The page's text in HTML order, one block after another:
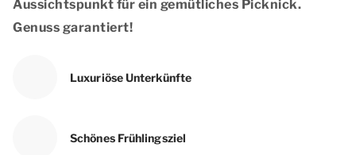
Aussichtspunkt für ein gemütliches Picknick.
Genuss garantiert!
Luxuriöse Unterkünfte
Schönes Frühlingsziel